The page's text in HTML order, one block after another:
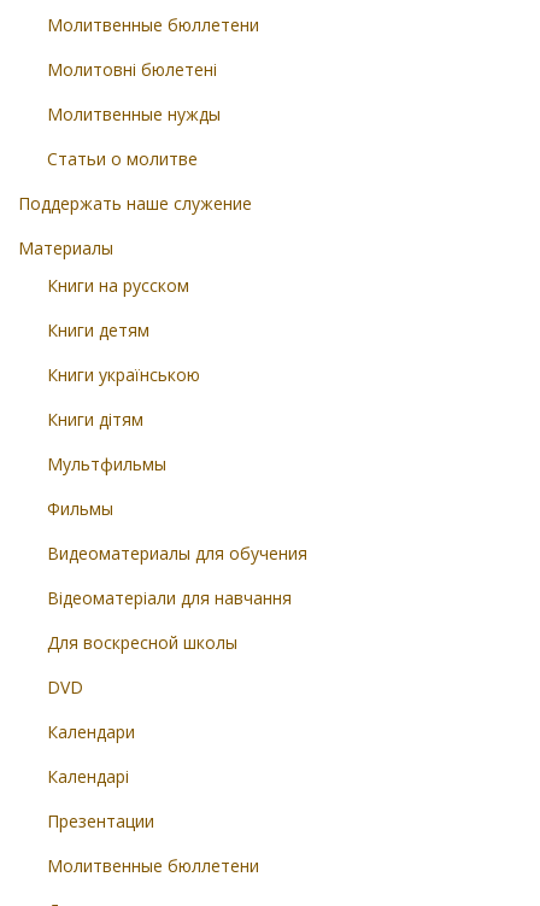
Молитвенные бюллетени
Молитовні бюлетені
Молитвенные нужды
Статьи о молитве
Поддержать наше служение
Материалы
Книги на русском
Книги детям
Книги українською
Книги дітям
Мультфильмы
Фильмы
Видеоматериалы для обучения
Відеоматеріали для навчання
Для воскресной школы
DVD
Календари
Календарі
Презентации
Молитвенные бюллетени